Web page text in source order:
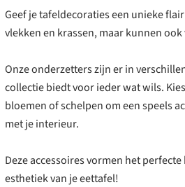
Geef je tafeldecoraties een unieke
vlekken en krassen, maar kunnen
Onze onderzetters zijn er in
collectie biedt voor ieder wat wils.
bloemen of schelpen om een speels
met je interieur.
Deze accessoires vormen het
esthetiek van je eettafel!